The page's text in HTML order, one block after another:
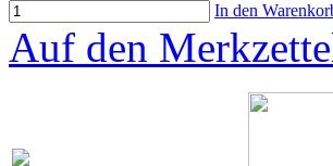
In den
Auf den